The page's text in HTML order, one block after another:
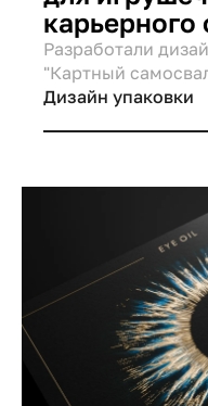
карьерного
Разработали
"Картный
гигантский
Дизайн упаковки